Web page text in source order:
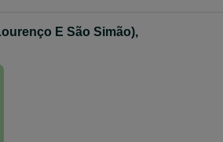
E São Simão),